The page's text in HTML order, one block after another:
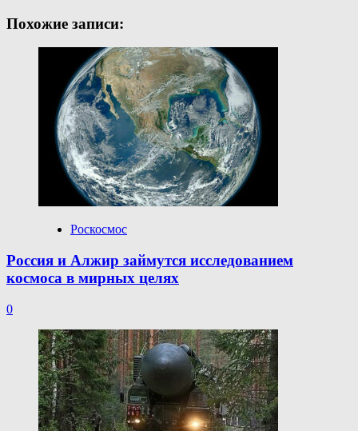
Похожие записи:
Роскосмос
Россия и Алжир займутся исследованием
космоса в мирных целях
0